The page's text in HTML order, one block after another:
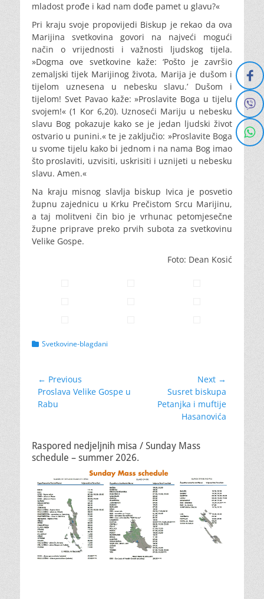
mladost prođe i kad nam dođe pamet u glavu?«
Pri kraju svoje propovijedi Biskup je rekao da ova
Marijina svetkovina govori na najveći mogući
način o vrijednosti i važnosti ljudskog tijela.
»Dogma ove svetkovine kaže: ‘Pošto je završio
zemaljski tijek Marijinog života, Marija je dušom i
tijelom uznesena u nebesku slavu.’ Dušom i
tijelom! Svet Pavao kaže: »Proslavite Boga u tijelu
svojem!« (1 Kor 6,20). Uznoseći Mariju u nebesku
slavu Bog pokazuje kako se je jedan ljudski život
ostvario u punini.« te je zaključio: »Proslavite Boga
u svome tijelu kako bi jednom i na nama Bog imao
što proslaviti, uzvisiti, uskrisiti i uznijeti u nebesku
slavu. Amen.«
Na kraju misnog slavlja biskup Ivica je posvetio
župnu zajednicu u Krku Prečistom Srcu Marijinu,
a taj molitveni čin bio je vrhunac petomjesečne
župne priprave preko prvih subota za svetkovinu
Velike Gospe.
Foto: Dean Kosić
Categories
Svetkovine-blagdani
Navigacija
objava
← Previous
Previous
post:
Proslava Velike Gospe u
Rabu
Next →
Susret biskupa
Petanjka i muftije
Hasanovića
Raspored nedjeljnih misa / Sunday Mass
schedule – summer 2026.